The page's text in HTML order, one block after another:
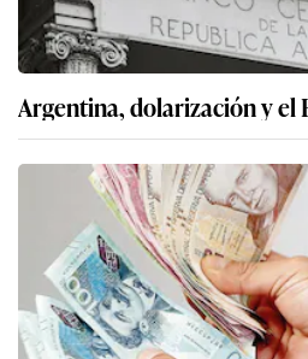
Argentina, dolarización y el